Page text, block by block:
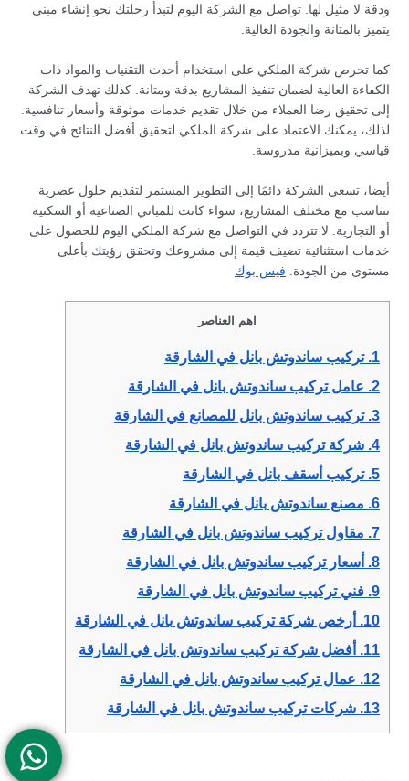
ودقة لا مثيل لها. تواصل مع الشركة اليوم لتبدأ رحلتك نحو إنشاء مبنى
يتميز بالمتانة والجودة العالية.
كما تحرص شركة الملكي على استخدام أحدث التقنيات والمواد ذات
الكفاءة العالية لضمان تنفيذ المشاريع بدقة ومتانة. كذلك تهدف الشركة
إلى تحقيق رضا العملاء من خلال تقديم خدمات موثوقة وأسعار تنافسية.
لذلك، يمكنك الاعتماد على شركة الملكي لتحقيق أفضل النتائج في وقت
قياسي وبميزانية مدروسة.
أيضا، تسعى الشركة دائمًا إلى التطوير المستمر لتقديم حلول عصرية
تتناسب مع مختلف المشاريع، سواء كانت للمباني الصناعية أو السكنية
أو التجارية. لا تتردد في التواصل مع شركة الملكي اليوم للحصول على
خدمات استثنائية تضيف قيمة إلى مشروعك وتحقق رؤيتك بأعلى
مستوى من الجودة. فيس بوك
اهم العناصر
1. تركيب ساندوتش بانل في الشارقة
2. عامل تركيب ساندوتش بانل في الشارقة
3. تركيب ساندوتش بانل للمصانع في الشارقة
4. شركة تركيب ساندوتش بانل في الشارقة
5. تركيب أسقف بانل في الشارقة
6. مصنع ساندوتش بانل في الشارقة
7. مقاول تركيب ساندوتش بانل في الشارقة
8.
أسعار تركيب ساندوتش بانل في الشارقة
9. فني تركيب ساندوتش بانل في الشارقة
10.
أرخص شركة تركيب ساندوتش بانل في الشارقة
11.
أفضل شركة تركيب ساندوتش بانل في الشارقة
12. عمال تركيب ساندوتش بانل في الشارقة
13. شركات تركيب ساندوتش بانل في الشارقة